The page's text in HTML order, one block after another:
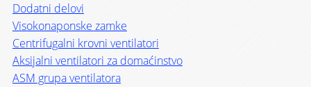
Dodatni delovi
Visokonaponske zamke
Centrifugalni krovni ventilatori
Aksijalni ventilatori za domaćinstvo
ASM grupa ventilatora